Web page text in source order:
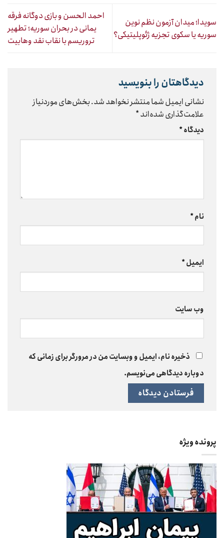
سویدا؛ میدان آزمون نظم نوین
سوریه یا سکوی تجزیه ژئوپلیتیکی؟
احمد الحسن و بازی دوگانه فرقه
یمانی در بحران سوریه؛ تطهیر
تروریسم با نقاب نقد وهابیت
دیدگاهتان را بنویسید
نشانی ایمیل شما منتشر نخواهد شد.بخش‌های موردنیاز
علامت‌گذاری شده‌اند*
دیدگاه*
نام*
ایمیل*
وب‌ سایت
ذخیره نام، ایمیل و وبسایت من در مرورگر برای زمانی که
دوباره دیدگاهی می‌نویسم.
پرونده ویژه